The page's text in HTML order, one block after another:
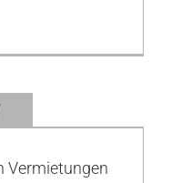
Vermietungen